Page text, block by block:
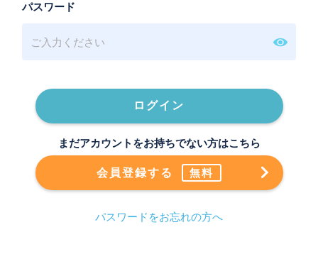
パスワード
ログイン
まだアカウントをお持ちでない方はこちら
会員登録する 無料
パスワードをお忘れの方へ